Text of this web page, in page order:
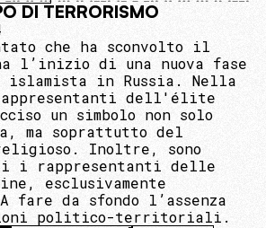
DI TERRORISMO
che ha sconvolto il
l’inizio di una nuova fase
islamista in Russia. Nella
dell'élite
un simbolo non solo
ma soprattutto del
Inoltre, sono
i rappresentanti delle
esclusivamente
fare da sfondo l’assenza
politico-territoriali.